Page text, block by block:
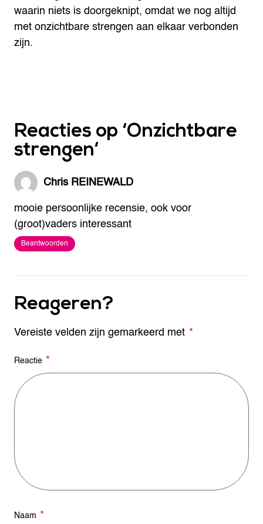
waarin niets is doorgeknipt, omdat we nog altijd
met onzichtbare strengen aan elkaar verbonden
zijn.
Reacties op ‘Onzichtbare
strengen‘
Chris REINEWALD
mooie persoonlijke recensie, ook voor
(groot)vaders interessant
Beantwoorden
Reageren?
Vereiste velden zijn gemarkeerd met *
Reactie *
Naam *
A
t
e
n
a
e
: